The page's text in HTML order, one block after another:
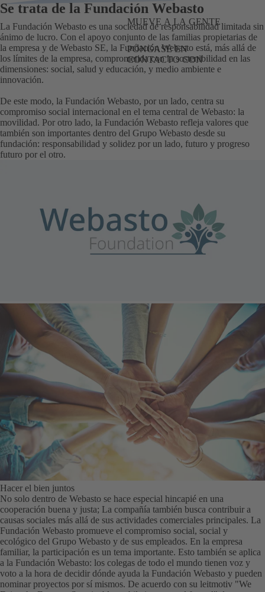
MUEVE A LA GENTE
PÓNGASE EN
CONTACTO CON
Se trata de la Fundación Webasto
La Fundación Webasto es una sociedad de responsabilidad limitada sin
ánimo de lucro. Con el apoyo conjunto de las familias propietarias de
la empresa y de Webasto SE, la Fundación Webasto está, más allá de
los límites de la empresa, comprometida con la sostenibilidad en las
dimensiones: social, salud y educación, y medio ambiente e
innovación.
De este modo, la Fundación Webasto, por un lado, centra su
compromiso social internacional en el tema central de Webasto: la
movilidad. Por otro lado, la Fundación Webasto refleja valores que
también son importantes dentro del Grupo Webasto desde su
fundación: responsabilidad y solidez por un lado, futuro y progreso
futuro por el otro.
Hacer el bien juntos
No solo dentro de Webasto se hace especial hincapié en una
cooperación buena y justa; La compañía también busca contribuir a
causas sociales más allá de sus actividades comerciales principales. La
Fundación Webasto promueve el compromiso social, social y
ecológico del Grupo Webasto y de sus empleados. En la empresa
familiar, la participación es un tema importante. Esto también se aplica
a la Fundación Webasto: los colegas de todo el mundo tienen voz y
voto a la hora de decidir dónde ayuda la Fundación Webasto y pueden
nominar proyectos por sí mismos. De acuerdo con su leitmotiv "We